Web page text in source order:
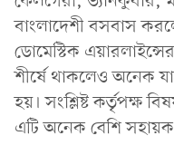
বাংলাদেশী বসবাস
ডোমেস্টিক
শীর্ষে থাকলেও অনেক
হয়। সংশ্লিষ্ট কর্তৃপক্ষ
এটি অনেক বেশি